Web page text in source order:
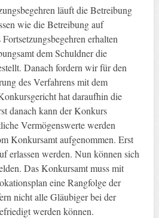
läuft die Betreibung
wie die Betreibung auf
erhalten
dem Schuldner die
Danach fordern wir für den
des Verfahrens mit dem
hat daraufhin die
danach kann der Konkurs
Vermögenswerte werden
Konkursamt aufgenommen. Erst
erlassen werden. Nun können sich
Das Konkursamt muss mit
eine Rangfolge der
nicht alle Gläubiger bei der
werden können.